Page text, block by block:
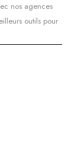
nos agences
outils pour